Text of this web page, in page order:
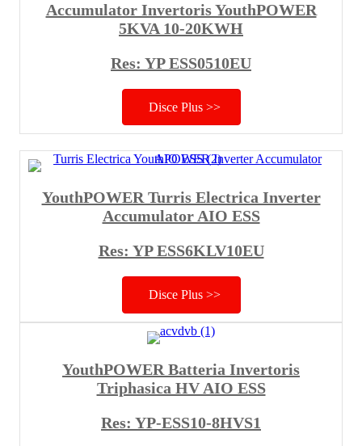
Accumulator Invertoris YouthPOWER
5KVA 10-20KWH
Res: YP ESS0510EU
Disce Plus >>
YouthPOWER Turris Electrica Inverter
Accumulator AIO ESS
Res: YP ESS6KLV10EU
Disce Plus >>
YouthPOWER Batteria Invertoris
Triphasica HV AIO ESS
Res: YP-ESS10-8HVS1